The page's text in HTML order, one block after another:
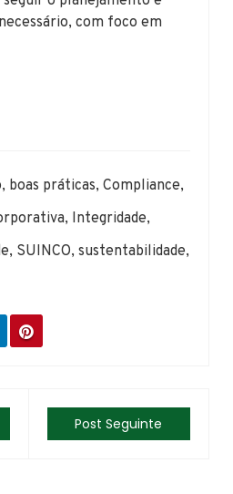
com foco em
, boas práticas,Compliance,
, Integridade,
, SUINCO,sustentabilidade,
Post Seguinte